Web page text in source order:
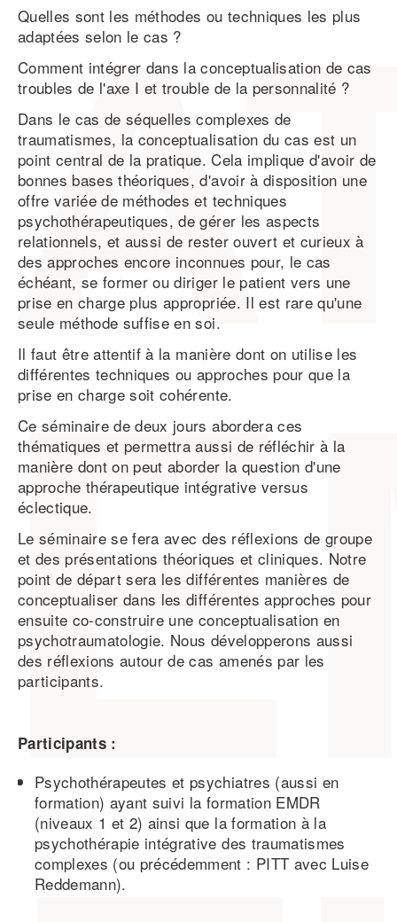
Quelles sont les méthodes ou techniques les plus
adaptées selon le cas ?
Comment intégrer dans la conceptualisation de cas
troubles de l'axe I et trouble de la personnalité ?
Dans le cas de séquelles complexes de
traumatismes, la conceptualisation du cas est un
point central de la pratique. Cela implique d'avoir de
bonnes bases théoriques, d'avoir à disposition une
offre variée de méthodes et techniques
psychothérapeutiques, de gérer les aspects
relationnels, et aussi de rester ouvert et curieux à
des approches encore inconnues pour, le cas
échéant, se former ou diriger le patient vers une
prise en charge plus appropriée. Il est rare qu'une
seule méthode suffise en soi.
Il faut être attentif à la manière dont on utilise les
différentes techniques ou approches pour que la
prise en charge soit cohérente.
Ce séminaire de deux jours abordera ces
thématiques et permettra aussi de réfléchir à la
manière dont on peut aborder la question d'une
approche thérapeutique intégrative versus
éclectique.
Le séminaire se fera avec des réflexions de groupe
et des présentations théoriques et cliniques. Notre
point de départ sera les différentes manières de
conceptualiser dans les différentes approches pour
ensuite co-construire une conceptualisation en
psychotraumatologie. Nous développerons aussi
des réflexions autour de cas amenés par les
participants.
Participants :
Psychothérapeutes et psychiatres (aussi en
formation) ayant suivi la formation EMDR
(niveaux 1 et 2) ainsi que la formation à la
psychothérapie intégrative des traumatismes
complexes (ou précédemment : PITT avec Luise
Reddemann).